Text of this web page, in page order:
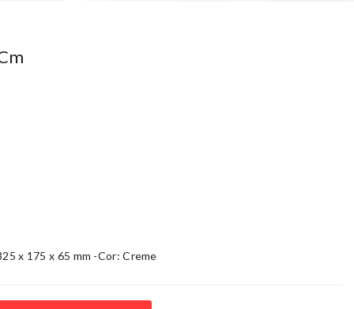
x 175 x 65 mm -Cor: Creme